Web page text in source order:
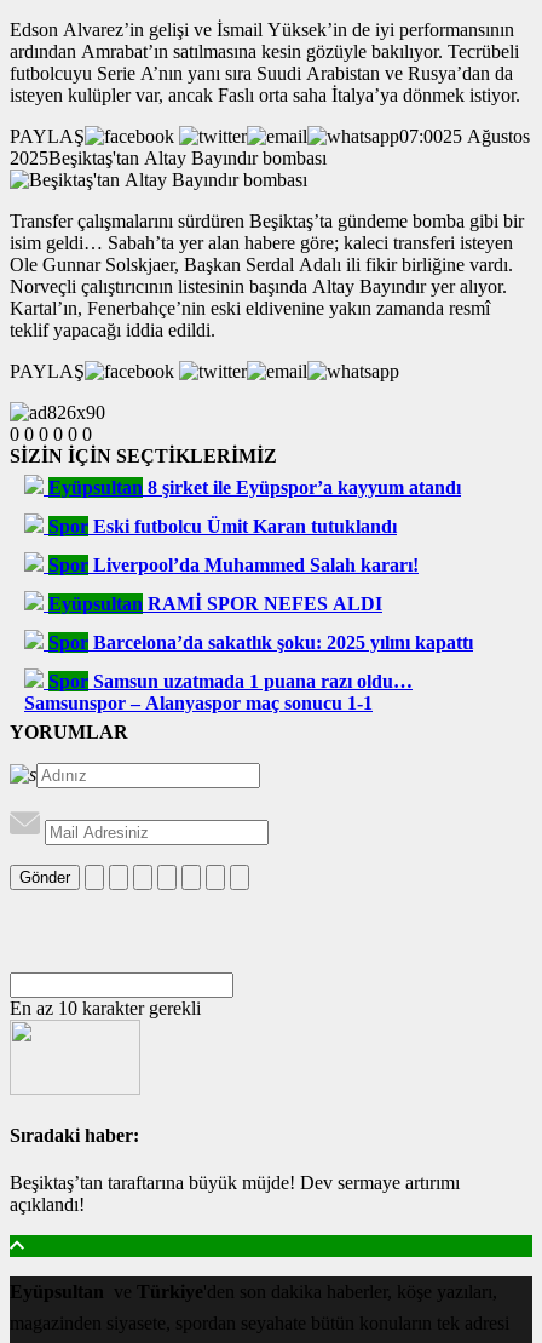
Edson Alvarez’in gelişi ve İsmail Yüksek’in de iyi performansının
ardından Amrabat’ın satılmasına kesin gözüyle bakılıyor. Tecrübeli
futbolcuyu Serie A’nın yanı sıra Suudi Arabistan ve Rusya’dan da
isteyen kulüpler var, ancak Faslı orta saha İtalya’ya dönmek istiyor.
PAYLAŞ
07:0025 Ağustos
2025Beşiktaş'tan Altay Bayındır bombası
Transfer çalışmalarını sürdüren Beşiktaş’ta gündeme bomba gibi bir
isim geldi… Sabah’ta yer alan habere göre; kaleci transferi isteyen
Ole Gunnar Solskjaer, Başkan Serdal Adalı ili fikir birliğine vardı.
Norveçli çalıştırıcının listesinin başında Altay Bayındır yer alıyor.
Kartal’ın, Fenerbahçe’nin eski eldivenine yakın zamanda resmî
teklif yapacağı iddia edildi.
PAYLAŞ
0 0 0 0 0 0
SİZİN İÇİN SEÇTİKLERİMİZ
Eyüpsultan 8 şirket ile Eyüpspor’a kayyum atandı
Spor Eski futbolcu Ümit Karan tutuklandı
Spor Liverpool’da Muhammed Salah kararı!
Eyüpsultan RAMİ SPOR NEFES ALDI
Spor Barcelona’da sakatlık şoku: 2025 yılını kapattı
Spor Samsun uzatmada 1 puana razı oldu…
Samsunspor – Alanyaspor maç sonucu 1-1
YORUMLAR
Gönder
En az 10 karakter gerekli
Sıradaki haber:
Beşiktaş’tan taraftarına büyük müjde! Dev sermaye artırımı
açıklandı!
Eyüpsultan ve Türkiye'den son dakika haberler, köşe yazıları,
magazinden siyasete, spordan seyahate bütün konuların tek adresi